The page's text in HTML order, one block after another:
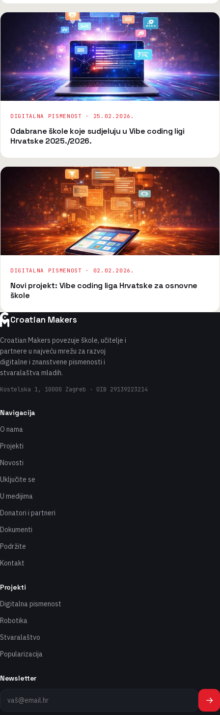
DIGITALNA PISMENOST · 25.02.2026.
Odabrane škole koje sudjeluju u Vibe coding ligi
Hrvatske 2025./2026.
DIGITALNA PISMENOST · 02.02.2026.
Novi projekt: Vibe coding liga Hrvatske za osnovne
škole
Croatian Makers
Croatian Makers povezuje škole, učitelje i
partnere u najveću mrežu za razvoj
digitalne i znanstvene pismenosti i
stvaralaštva mladih.
Kostelska 1, 10000 Zagreb · OIB 29139223214
Navigacija
O nama
Projekti
Novosti
Uključite se
U medijima
Donatori i partneri
Dokumenti
Podržite
Kontakt
Projekti
Digitalna pismenost
Robotika
Stvaralaštvo
Popularizacija
Newsletter
→